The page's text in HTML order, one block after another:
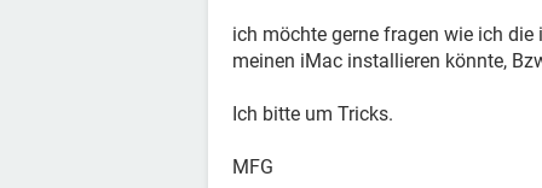
ich möchte gerne fragen wie ich
meinen iMac installieren könnte,
Ich bitte um Tricks.
MFG